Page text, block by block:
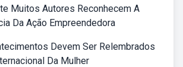
Muitos Autores Reconhecem A
Da Ação Empreendedora
Devem Ser Relembrados
Da Mulher